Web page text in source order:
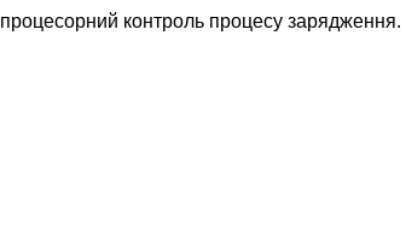
контроль процесу зарядження.